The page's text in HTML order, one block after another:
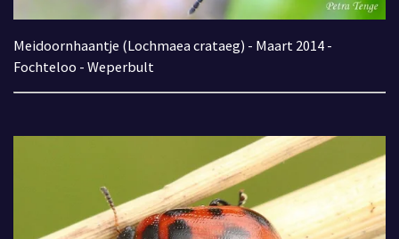
Meidoornhaantje (Lochmaea crataeg) - Maart 2014 -
Fochteloo - Weperbult